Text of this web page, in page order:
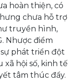
hoàn thiện, có
chưa hỗ trợ
truyền hình,
Nhược điểm
phát triển đột
hội số, kinh tế
tâm thúc đẩy.